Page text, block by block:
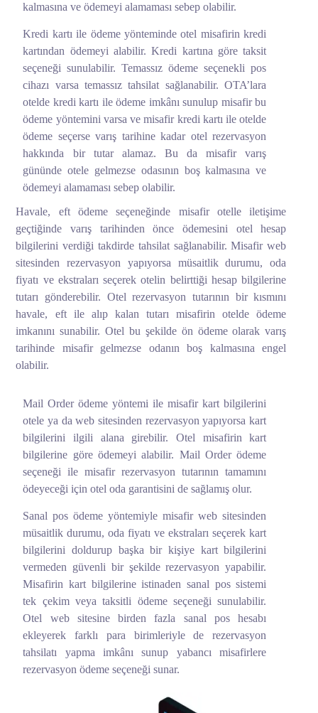
kalmasına ve ödemeyi alamaması sebep olabilir.
Kredi kartı ile ödeme yönteminde otel misafirin kredi
kartından ödemeyi alabilir. Kredi kartına göre taksit
seçeneği sunulabilir. Temassız ödeme seçenekli pos
cihazı varsa temassız tahsilat sağlanabilir. OTA’lara
otelde kredi kartı ile ödeme imkânı sunulup misafir bu
ödeme yöntemini varsa ve misafir kredi kartı ile otelde
ödeme seçerse varış tarihine kadar otel rezervasyon
hakkında bir tutar alamaz. Bu da misafir varış
gününde otele gelmezse odasının boş kalmasına ve
ödemeyi alamaması sebep olabilir.
Havale, eft ödeme seçeneğinde misafir otelle iletişime
geçtiğinde varış tarihinden önce ödemesini otel hesap
bilgilerini verdiği takdirde tahsilat sağlanabilir. Misafir web
sitesinden rezervasyon yapıyorsa müsaitlik durumu, oda
fiyatı ve ekstraları seçerek otelin belirttiği hesap bilgilerine
tutarı gönderebilir. Otel rezervasyon tutarının bir kısmını
havale, eft ile alıp kalan tutarı misafirin otelde ödeme
imkanını sunabilir. Otel bu şekilde ön ödeme olarak varış
tarihinde misafir gelmezse odanın boş kalmasına engel
olabilir.
Mail Order ödeme yöntemi ile misafir kart bilgilerini
otele ya da web sitesinden rezervasyon yapıyorsa kart
bilgilerini ilgili alana girebilir. Otel misafirin kart
bilgilerine göre ödemeyi alabilir. Mail Order ödeme
seçeneği ile misafir rezervasyon tutarının tamamını
ödeyeceği için otel oda garantisini de sağlamış olur.
Sanal pos ödeme yöntemiyle misafir web sitesinden
müsaitlik durumu, oda fiyatı ve ekstraları seçerek kart
bilgilerini doldurup başka bir kişiye kart bilgilerini
vermeden güvenli bir şekilde rezervasyon yapabilir.
Misafirin kart bilgilerine istinaden sanal pos sistemi
tek çekim veya taksitli ödeme seçeneği sunulabilir.
Otel web sitesine birden fazla sanal pos hesabı
ekleyerek farklı para birimleriyle de rezervasyon
tahsilatı yapma imkânı sunup yabancı misafirlere
rezervasyon ödeme seçeneği sunar.